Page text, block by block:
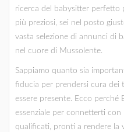
ricerca del babysitter perfetto
più preziosi, sei nel posto
vasta selezione di annunci di
nel cuore di Mussolente.
Sappiamo quanto sia
fiducia per prendersi cura dei
essere presente. Ecco perché
essenziale per connetterti
qualificati, pronti a rendere la